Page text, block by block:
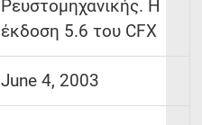
Ρευστομηχανικής. Η
έκδοση 5.6 του CFX
June 4, 2003